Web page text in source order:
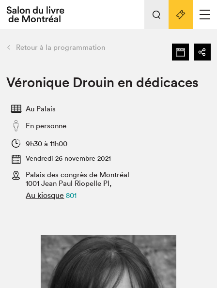
Espace exposant⋅e⋅s
Espace enseignant·e·s
L'événement
Préparer sa visite au Salon
Actualités
SLM PRO
retour Nos activités
Préparer sa visite
Salon au Palais
Projets partenaires
Liens pratiques
Retour à la programmation
Véronique Drouin en dédicaces
Au Palais
En personne
9h30 à 11h00
Vendredi 26 novembre 2021
Palais des congrès de Montréal
1001 Jean Paul Riopelle Pl,
Au kiosque 801